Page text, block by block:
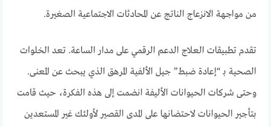
من مواجهة الانزعاج الناتج عن المحادثات الاجتماعية الصغيرة.
تقدم تطبيقات العلاج الدعم الرقمي على مدار الساعة. تعد الخلوات
الصحية بـ “إعادة ضبط” جيل الألفية المرهق الذي يبحث عن المعنى.
وحتى شركات الحيوانات الأليفة انضمت إلى هذه الفكرة، حيث قامت
بتأجير الحيوانات لاحتضانها على المدى القصير لأولئك غير المستعدين